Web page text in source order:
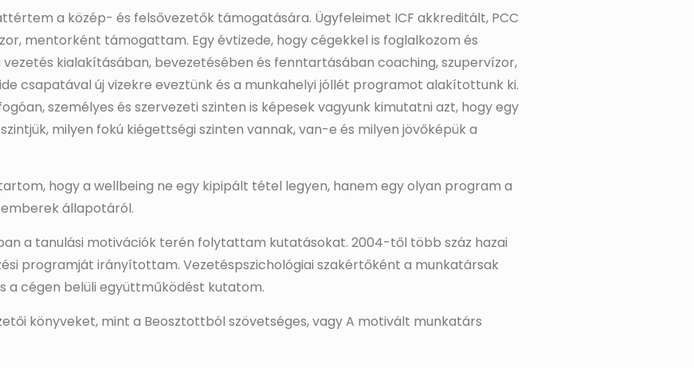
a közép- és felsővezetők támogatására. Ügyfeleimet ICF akkreditált, PCC
mentorként támogattam. Egy évtizede, hogy cégekkel is foglalkozom és
kialakításában, bevezetésében és fenntartásában coaching, szupervízor,
csapatával új vizekre eveztünk és a munkahelyi jóllét programot alakítottunk ki.
személyes és szervezeti szinten is képesek vagyunk kimutatni azt, hogy egy
milyen fokú kiégettségi szinten vannak, van-e és milyen jövőképük a
hogy a wellbeing ne egy kipipált tétel legyen, hanem egy olyan program a
állapotáról.
a tanulási motivációk terén folytattam kutatásokat. 2004-től több száz hazai
programját irányítottam. Vezetéspszichológiai szakértőként a munkatársak
a cégen belüli együttműködést kutatom.
könyveket, mint a Beosztottból szövetséges, vagy A motivált munkatárs